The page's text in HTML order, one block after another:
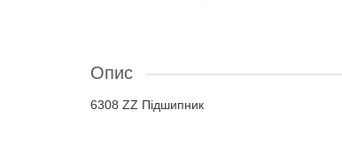
Опис
6308 ZZ Підшипник